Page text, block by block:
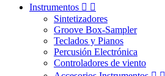
Instrumentos  
Sintetizadores
Groove Box-Sampler
Teclados y Pianos
Percusión Electrónica
Controladores de viento